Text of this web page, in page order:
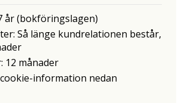
år (bokföringslagen)
Så länge kundrelationen består,
12 månader
cookie-information nedan